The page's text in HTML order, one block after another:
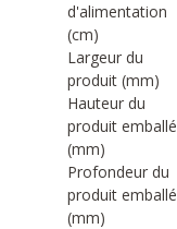
d'alimentation
(cm)
Largeur du
produit (mm)
Hauteur du
produit emballé
(mm)
Profondeur du
produit emballé
(mm)